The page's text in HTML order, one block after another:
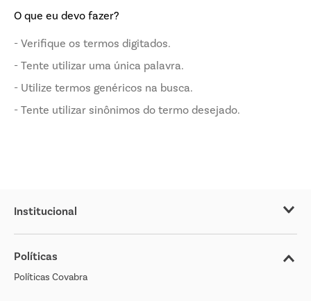
O que eu devo fazer?
Verifique os termos digitados.
Tente utilizar uma única palavra.
Utilize termos genéricos na busca.
Tente utilizar sinônimos do termo desejado.
Institucional
Sobre o Covabra
Nossas Lojas
Cliente Bem Estar
Políticas
Políticas Covabra